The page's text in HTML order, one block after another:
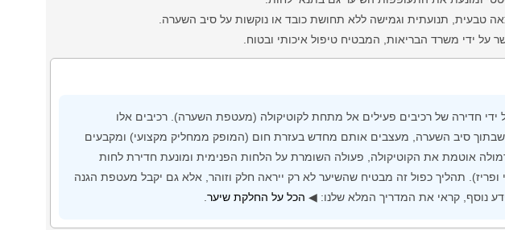
טבעית, תנועתית וגמישה ללא תחושת כובד או נוקשות על סיב השערה.
על ידי משרד הבריאות, המבטיח טיפול איכותי ובטוח.
חדירה של רכיבים פעילים אל מתחת לקוטיקולה (מעטפת השערה). רכיבים אלו
שבתוך סיב השערה, מעצבים אותם מחדש בעזרת חום (המופק ממחליק מקצועי) ומקבעים
אוטמת את הקוטיקולה, פעולה השומרת על הלחות הפנימית ומונעת חדירת לחות
תהליך כפול זה מבטיח שהשיער לא רק ייראה חלק וזוהר, אלא גם יקבל מעטפת הגנה
נוסף, קראי את המדריך המלא שלנו: ◀ הכל על החלקת שיער